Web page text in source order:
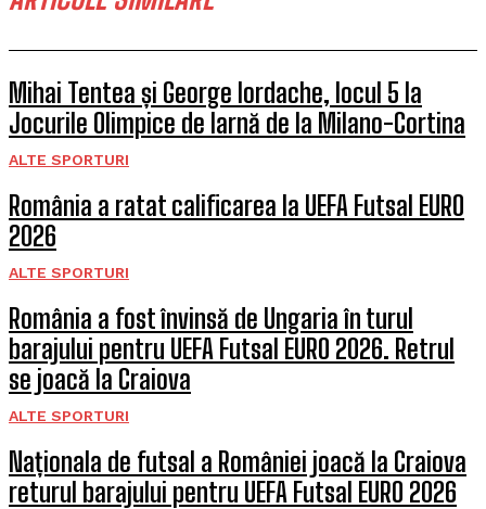
Mihai Tentea și George Iordache, locul 5 la
Jocurile Olimpice de Iarnă de la Milano-Cortina
ALTE SPORTURI
România a ratat calificarea la UEFA Futsal EURO
2026
ALTE SPORTURI
România a fost învinsă de Ungaria în turul
barajului pentru UEFA Futsal EURO 2026. Retrul
se joacă la Craiova
ALTE SPORTURI
Naționala de futsal a României joacă la Craiova
returul barajului pentru UEFA Futsal EURO 2026